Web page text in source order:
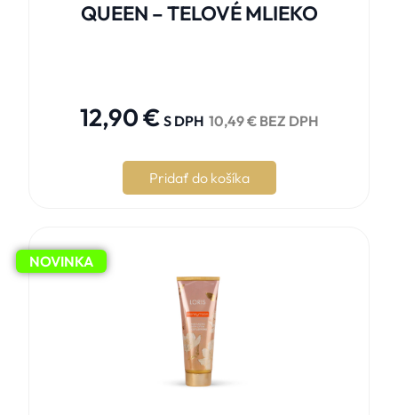
QUEEN – TELOVÉ MLIEKO
12,90€ S DPH 10,49€BEZ DPH
Pridať do košíka
NOVINKA